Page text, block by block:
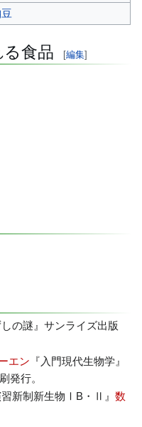
食品 [編集]
の謎』サンライズ出版
エン 『入門現代生物学』
発行。
習新制新生物ⅠB・Ⅱ』数